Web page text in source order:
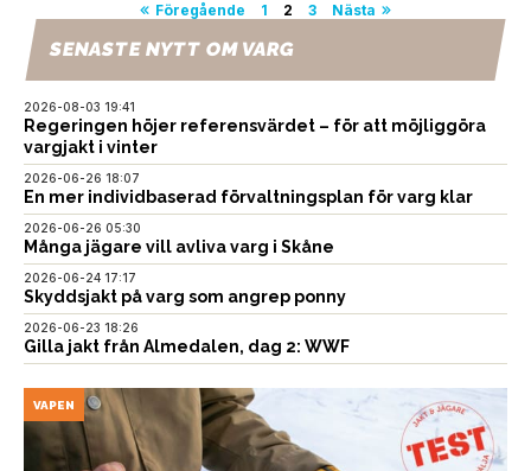
Sidnumrering
för
inlägg
Föregående 1 2 3 Nästa
SENASTE NYTT OM VARG
2026-08-03 19:41
Regeringen höjer referensvärdet – för att möjliggöra
vargjakt i vinter
2026-06-26 18:07
En mer individbaserad förvaltningsplan för varg klar
2026-06-26 05:30
Många jägare vill avliva varg i Skåne
2026-06-24 17:17
Skyddsjakt på varg som angrep ponny
2026-06-23 18:26
Gilla jakt från Almedalen, dag 2: WWF
VAPEN